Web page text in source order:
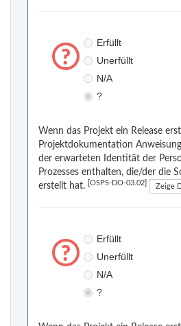
Erfüllt
Unerfüllt
N/A
?
Wenn das Projekt ein Release
Projektdokumentation
der erwarteten Identität der
Prozesses enthalten, die/der die
erstellt hat.
[OSPS-DO-03.02] Zeige
Erfüllt
Unerfüllt
N/A
?